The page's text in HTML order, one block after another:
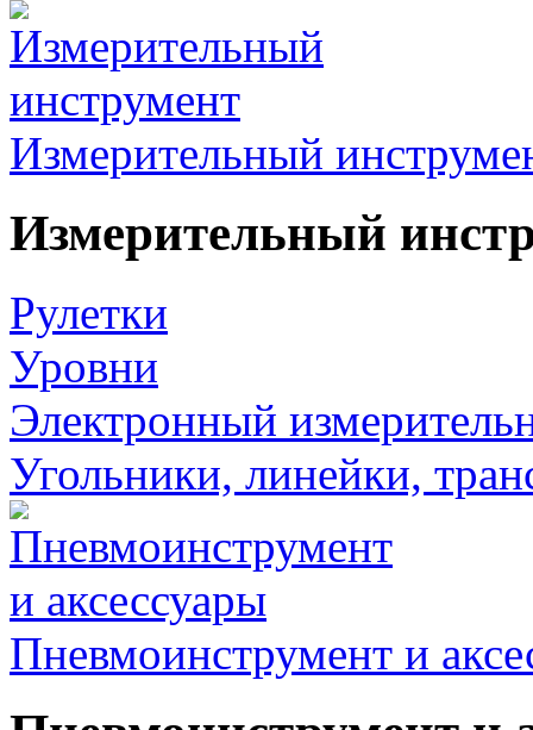
Измерительный
Измерительный
Рулетки
Уровни
Электронный
Угольники, линейки,
Пневмоинструмент и